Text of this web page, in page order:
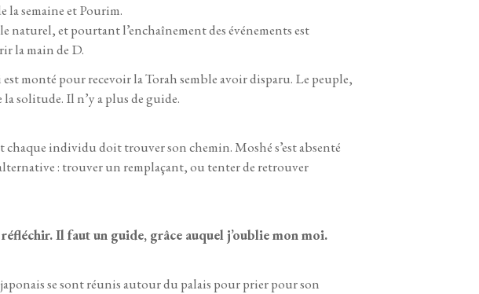
la semaine et Pourim.
naturel, et pourtant l’enchaînement des événements est
la main de D.
monté pour recevoir la Torah semble avoir disparu. Le peuple,
la solitude. Il n’y a plus de guide.
individu doit trouver son chemin. Moshé s’est absenté
: trouver un remplaçant, ou tenter de retrouver
Il faut un guide, grâce auquel j’oublie mon moi.
se sont réunis autour du palais pour prier pour son